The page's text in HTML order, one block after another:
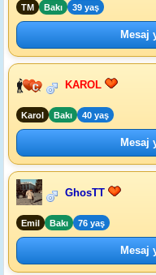
TM Bakı 39 yaş
Mesaj
KAROL
Karol Bakı 40 yaş
Mesaj
GhosTT
Emil Bakı 76 yaş
Mesaj